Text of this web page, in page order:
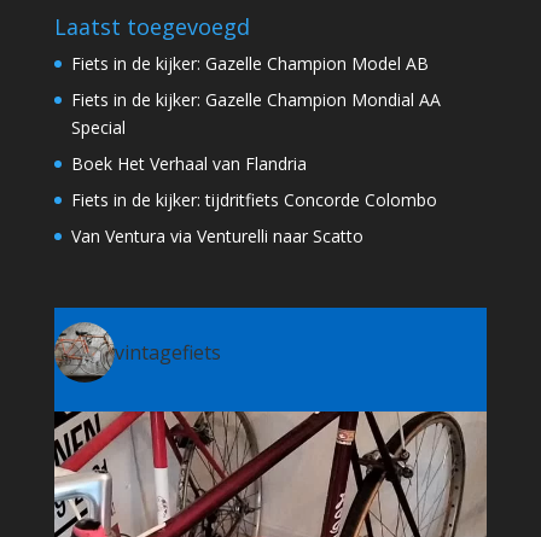
Laatst toegevoegd
Fiets in de kijker: Gazelle Champion Model AB
Fiets in de kijker: Gazelle Champion Mondial AA
Special
Boek Het Verhaal van Flandria
Fiets in de kijker: tijdritfiets Concorde Colombo
Van Ventura via Venturelli naar Scatto
vintagefiets